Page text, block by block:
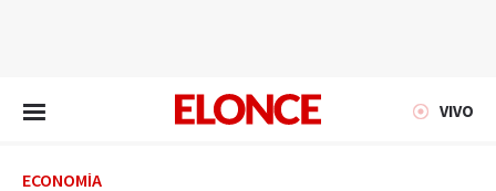
VIVO
ECONOMÍA